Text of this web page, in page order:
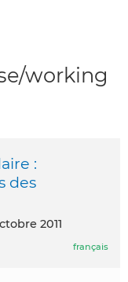
working
:
des
2011
français